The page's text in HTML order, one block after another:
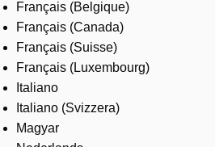
Français (Belgique)
Français (Canada)
Français (Suisse)
Français (Luxembourg)
Italiano
Italiano (Svizzera)
Magyar